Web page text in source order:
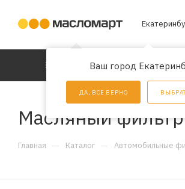
Ваш город
ДА, ВСЕ ВЕРНО
КАТАЛОГ
Масляный фильтр
Главная — Каталог — Автомобильные